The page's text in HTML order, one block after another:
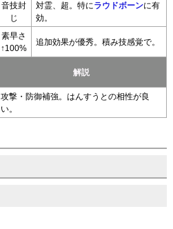
音技封
じ
対霊、超。特にラウドボーンに有
効。
素早さ
↑100%
追加効果が優秀。積み技感覚で。
解説
攻撃・防御補強。はんすうとの相性が良
い。